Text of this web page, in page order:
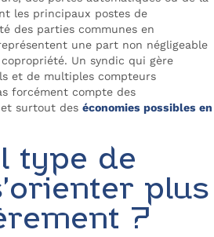
les principaux postes de
des parties communes en
une part non négligeable
Un syndic qui gère
et de multiples compteurs
forcément compte des
surtout des économies possibles en
type de
plus
?